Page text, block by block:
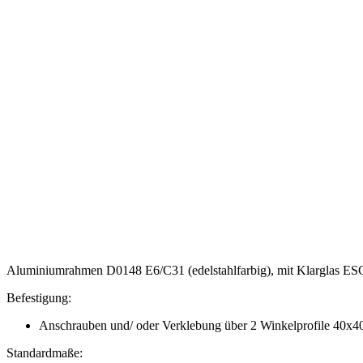
Aluminiumrahmen D0148 E6/C31 (edelstahlfarbig), mit Klarglas
Befestigung:
Anschrauben und/ oder Verklebung über 2 Winkelprofile
Standardmaße: